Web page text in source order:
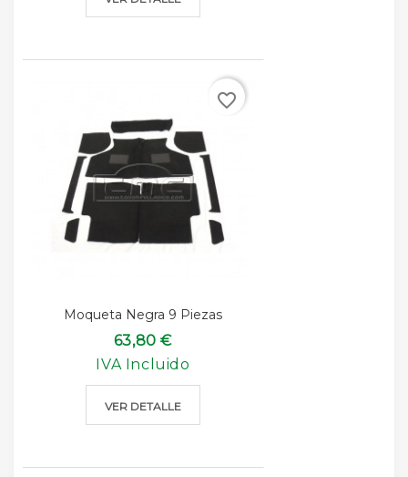
Moqueta Negra 9 Piezas
63,80 €
IVA Incluido
VER DETALLE
favorite_border